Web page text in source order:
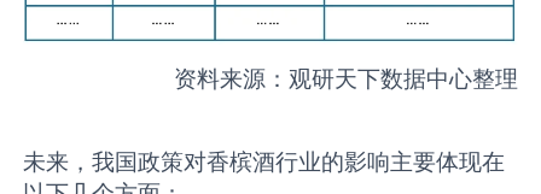
资料来源：观研天下数据中心整理
未来，我国政策对香槟酒行业的影响主要体现在